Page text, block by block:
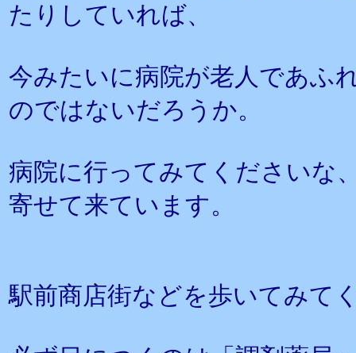
たりしていれば、
今みたいに病院が老人であふ
のではないだろうか。
病院に行ってみてくださいな
寄せて来ています。
駅前商店街などを歩いてみて